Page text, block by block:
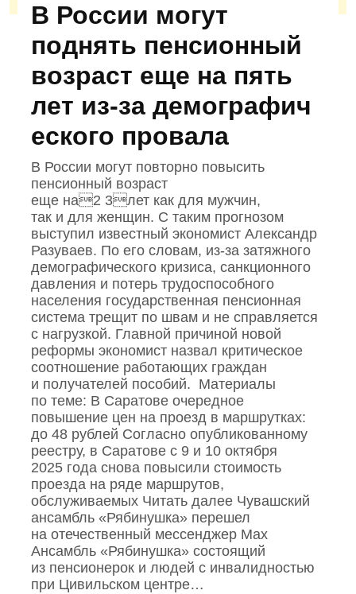
В России могут
поднять пенсионный
возраст еще на пять
лет из‑за демографич
еского провала
В России могут повторно повысить
пенсионный возраст
еще на2 3лет как для мужчин,
так и для женщин. С таким прогнозом
выступил известный экономист Александр
Разуваев. По его словам, из‑за затяжного
демографического кризиса, санкционного
давления и потерь трудоспособного
населения государственная пенсионная
система трещит по швам и не справляется
с нагрузкой. Главной причиной новой
реформы экономист назвал критическое
соотношение работающих граждан
и получателей пособий. Материалы
по теме: В Саратове очередное
повышение цен на проезд в маршрутках:
до 48 рублей Согласно опубликованному
реестру, в Саратове с 9 и 10 октября
2025 года снова повысили стоимость
проезда на ряде маршрутов,
обслуживаемых Читать далее Чувашский
ансамбль «Рябинушка» перешел
на отечественный мессенджер Max
Ансамбль «Рябинушка» состоящий
из пенсионерок и людей с инвалидностью
при Цивильском центре…